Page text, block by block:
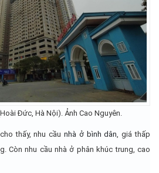
Đức, Hà Nội). Ảnh Cao Nguyên.
thấy, nhu cầu nhà ở bình dân, giá thấp
Còn nhu cầu nhà ở phân khúc trung, cao